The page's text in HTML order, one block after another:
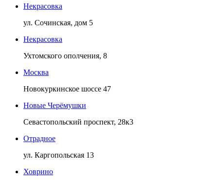
Некрасовка
ул. Сочинская, дом 5
Некрасовка
Ухтомского ополчения, 8
Москва
Новокуркинское шоссе 47
Новые Черёмушки
Севастопольский проспект, 28к3
Отрадное
ул. Каргопольская 13
Ховрино